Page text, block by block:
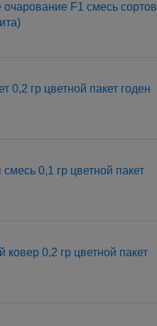
F1 смесь сортов
0,2 гр цветной пакет годен
0,1 гр цветной пакет
0,2 гр цветной пакет